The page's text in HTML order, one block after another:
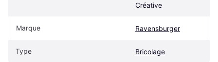
Créative
Marque Ravensburger
Type Bricolage